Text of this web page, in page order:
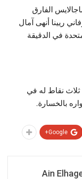
الفارق
73، لكن جيوفاني ريينا أنهى آمال
في الدقيقة
ثلاث نقاط له في
بالخسارة.
Google+
Ain